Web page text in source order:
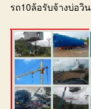
รถ10ล้อรับจ้างบ่อวิน